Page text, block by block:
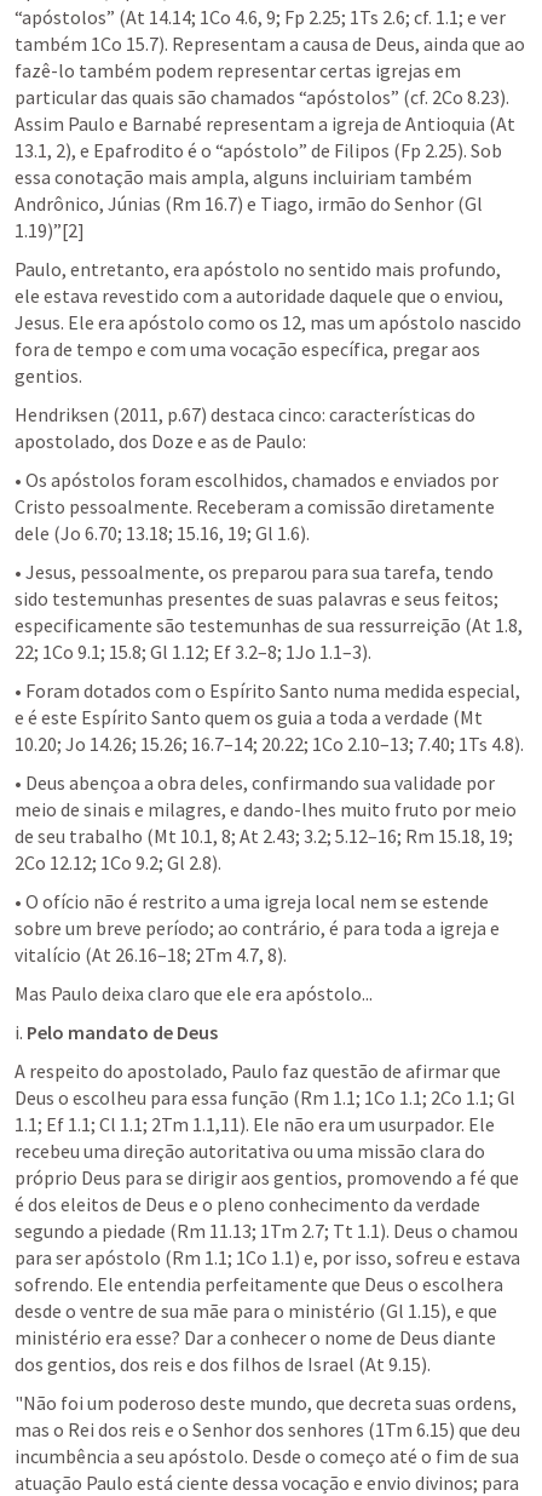
“apóstolos” (At 14.14; 1Co 4.6, 9; Fp 2.25; 1Ts 2.6; cf. 1.1; e ver
também 1Co 15.7). Representam a causa de Deus, ainda que ao
fazê-lo também podem representar certas igrejas em
particular das quais são chamados “apóstolos” (cf. 2Co 8.23).
Assim Paulo e Barnabé representam a igreja de Antioquia (At
13.1, 2), e Epafrodito é o “apóstolo” de Filipos (Fp 2.25). Sob
essa conotação mais ampla, alguns incluiriam também
Andrônico, Júnias (Rm 16.7) e Tiago, irmão do Senhor (Gl
1.19)”[2]
Paulo, entretanto, era apóstolo no sentido mais profundo,
ele estava revestido com a autoridade daquele que o enviou,
Jesus. Ele era apóstolo como os 12, mas um apóstolo nascido
fora de tempo e com uma vocação específica, pregar aos
gentios.
Hendriksen (2011, p.67) destaca cinco: características do
apostolado, dos Doze e as de Paulo:
• Os apóstolos foram escolhidos, chamados e enviados por
Cristo pessoalmente. Receberam a comissão diretamente
dele (Jo 6.70; 13.18; 15.16, 19; Gl 1.6).
• Jesus, pessoalmente, os preparou para sua tarefa, tendo
sido testemunhas presentes de suas palavras e seus feitos;
especificamente são testemunhas de sua ressurreição (At 1.8,
22; 1Co 9.1; 15.8; Gl 1.12; Ef 3.2–8; 1Jo 1.1–3).
• Foram dotados com o Espírito Santo numa medida especial,
e é este Espírito Santo quem os guia a toda a verdade (Mt
10.20; Jo 14.26; 15.26; 16.7–14; 20.22; 1Co 2.10–13; 7.40; 1Ts 4.8).
• Deus abençoa a obra deles, confirmando sua validade por
meio de sinais e milagres, e dando-lhes muito fruto por meio
de seu trabalho (Mt 10.1, 8; At 2.43; 3.2; 5.12–16; Rm 15.18, 19;
2Co 12.12; 1Co 9.2; Gl 2.8).
• O ofício não é restrito a uma igreja local nem se estende
sobre um breve período; ao contrário, é para toda a igreja e
vitalício (At 26.16–18; 2Tm 4.7, 8).
Mas Paulo deixa claro que ele era apóstolo...
i. Pelo mandato de Deus
A respeito do apostolado, Paulo faz questão de afirmar que
Deus o escolheu para essa função (Rm 1.1; 1Co 1.1; 2Co 1.1; Gl
1.1; Ef 1.1; Cl 1.1; 2Tm 1.1,11). Ele não era um usurpador. Ele
recebeu uma direção autoritativa ou uma missão clara do
próprio Deus para se dirigir aos gentios, promovendo a fé que
é dos eleitos de Deus e o pleno conhecimento da verdade
segundo a piedade (Rm 11.13; 1Tm 2.7; Tt 1.1). Deus o chamou
para ser apóstolo (Rm 1.1; 1Co 1.1) e, por isso, sofreu e estava
sofrendo. Ele entendia perfeitamente que Deus o escolhera
desde o ventre de sua mãe para o ministério (Gl 1.15), e que
ministério era esse? Dar a conhecer o nome de Deus diante
dos gentios, dos reis e dos filhos de Israel (At 9.15).
"Não foi um poderoso deste mundo, que decreta suas ordens,
mas o Rei dos reis e o Senhor dos senhores (1Tm 6.15) que deu
incumbência a seu apóstolo. Desde o começo até o fim de sua
atuação Paulo está ciente dessa vocação e envio divinos; para